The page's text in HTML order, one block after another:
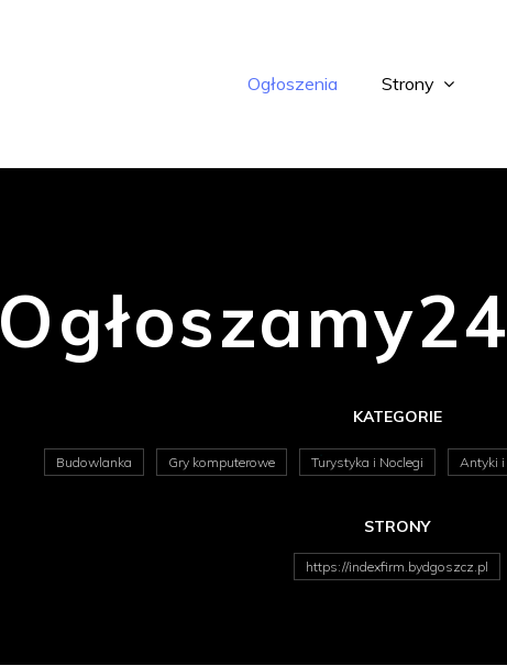
Ogłoszenia Strony
KATEGORIE
Budowlanka Gry komputerowe Turystyka i Noclegi Antyki
STRONY
https://indexfirm.bydgoszcz.pl